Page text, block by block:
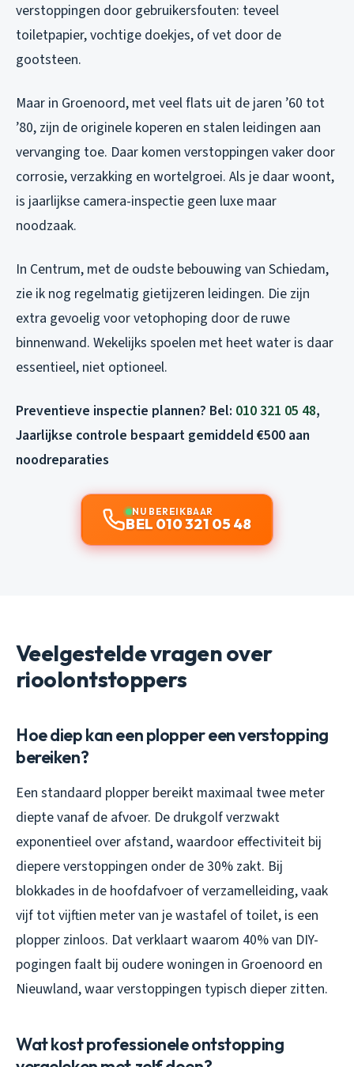
verstoppingen door gebruikersfouten: teveel
toiletpapier, vochtige doekjes, of vet door de
gootsteen.
Maar in Groenoord, met veel flats uit de jaren ’60 tot
’80, zijn de originele koperen en stalen leidingen aan
vervanging toe. Daar komen verstoppingen vaker door
corrosie, verzakking en wortelgroei. Als je daar woont,
is jaarlijkse camera-inspectie geen luxe maar
noodzaak.
In Centrum, met de oudste bebouwing van Schiedam,
zie ik nog regelmatig gietijzeren leidingen. Die zijn
extra gevoelig voor vetophoping door de ruwe
binnenwand. Wekelijks spoelen met heet water is daar
essentieel, niet optioneel.
Preventieve inspectie plannen? Bel: 010 321 05 48,
Jaarlijkse controle bespaart gemiddeld €500 aan
noodreparaties
NU BEREIKBAAR
BEL 010 321 05 48
Veelgestelde vragen over
rioolontstoppers
Hoe diep kan een plopper een verstopping
bereiken?
Een standaard plopper bereikt maximaal twee meter
diepte vanaf de afvoer. De drukgolf verzwakt
exponentieel over afstand, waardoor effectiviteit bij
diepere verstoppingen onder de 30% zakt. Bij
blokkades in de hoofdafvoer of verzamelleiding, vaak
vijf tot vijftien meter van je wastafel of toilet, is een
plopper zinloos. Dat verklaart waarom 40% van DIY-
pogingen faalt bij oudere woningen in Groenoord en
Nieuwland, waar verstoppingen typisch dieper zitten.
Wat kost professionele ontstopping